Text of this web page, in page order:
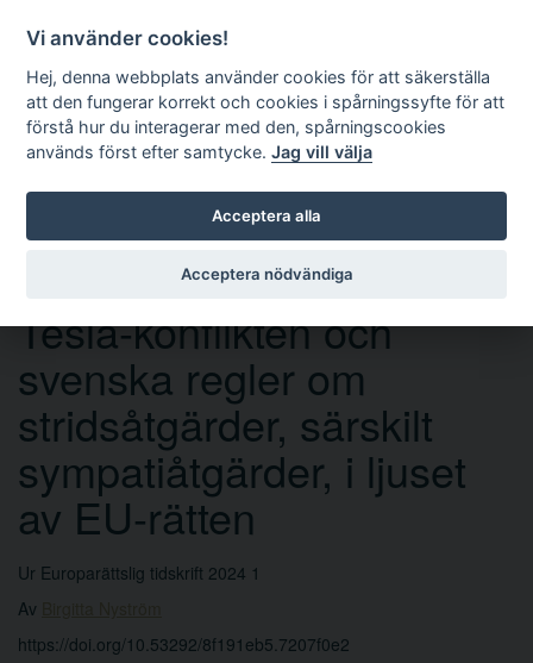
Sök
Tesla-konflikten och
svenska regler om
stridsåtgärder, särskilt
sympatiåtgärder, i ljuset
av EU-rätten
Ur Europarättslig tidskrift 2024 1
Av
https://doi.org/10.53292/8f191eb5.7207f0e2
Vi använder cookies!
Hej, denna webbplats använder cookies för att säkerställa
att den fungerar korrekt och cookies i spårningssyfte för att
förstå hur du interagerar med den, spårningscookies
används först efter samtycke.Jag vill välja
Acceptera alla
Acceptera nödvändiga